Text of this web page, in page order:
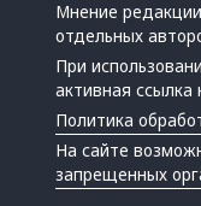
Мнение
отдельных
При
активная ссылка
Политика
На сайте
запрещенных